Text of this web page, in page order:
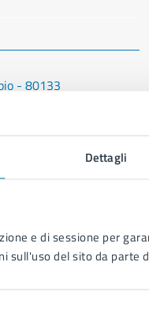
Dettagli
e di sessione per
sull'uso del sito da parte
- 80133